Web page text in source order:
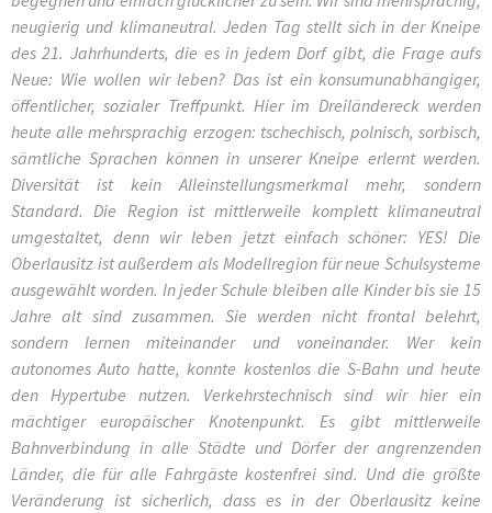
neugierig und klimaneutral. Jeden Tag stellt sich in der Kneipe
des 21. Jahrhunderts, die es in jedem Dorf gibt, die Frage aufs
Neue: Wie wollen wir leben? Das ist ein konsumunabhängiger,
öffentlicher, sozialer Treffpunkt. Hier im Dreiländereck werden
heute alle mehrsprachig erzogen: tschechisch, polnisch, sorbisch,
sämtliche Sprachen können in unserer Kneipe erlernt werden.
Diversität ist kein Alleinstellungsmerkmal mehr, sondern
Standard. Die Region ist mittlerweile komplett klimaneutral
umgestaltet, denn wir leben jetzt einfach schöner: YES! Die
Oberlausitz ist außerdem als Modellregion für neue Schulsysteme
ausgewählt worden. In jeder Schule bleiben alle Kinder bis sie 15
Jahre alt sind zusammen. Sie werden nicht frontal belehrt,
sondern lernen miteinander und voneinander. Wer kein
autonomes Auto hatte, konnte kostenlos die S-Bahn und heute
den Hypertube nutzen. Verkehrstechnisch sind wir hier ein
mächtiger europäischer Knotenpunkt. Es gibt mittlerweile
Bahnverbindung in alle Städte und Dörfer der angrenzenden
Länder, die für alle Fahrgäste kostenfrei sind. Und die größte
Veränderung ist sicherlich, dass es in der Oberlausitz keine